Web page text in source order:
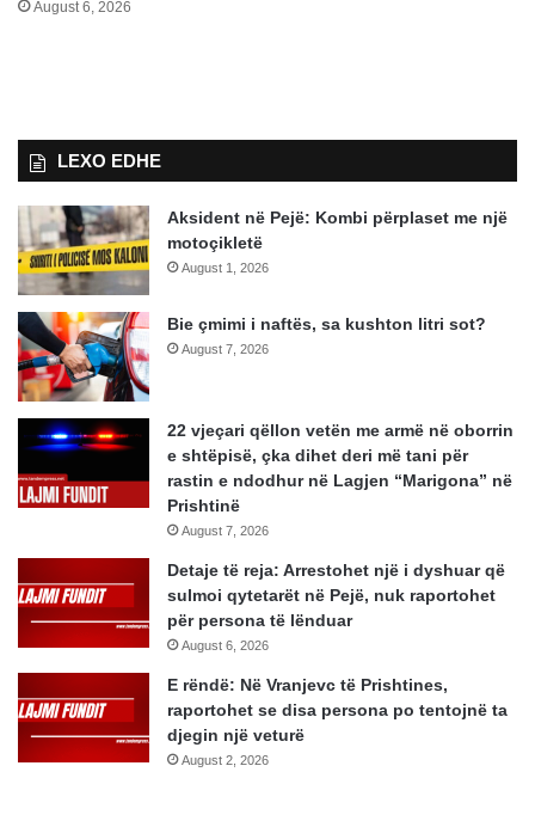
August 6, 2026
LEXO EDHE
Aksident në Pejë: Kombi përplaset me një
motoçikletë
August 1, 2026
Bie çmimi i naftës, sa kushton litri sot?
August 7, 2026
22 vjeçari qëllon vetën me armë në oborrin
e shtëpisë, çka dihet deri më tani për
rastin e ndodhur në Lagjen “Marigona” në
Prishtinë
August 7, 2026
Detaje të reja: Arrestohet një i dyshuar që
sulmoi qytetarët në Pejë, nuk raportohet
për persona të lënduar
August 6, 2026
E rëndë: Në Vranjevc të Prishtines,
raportohet se disa persona po tentojnë ta
djegin një veturë
August 2, 2026